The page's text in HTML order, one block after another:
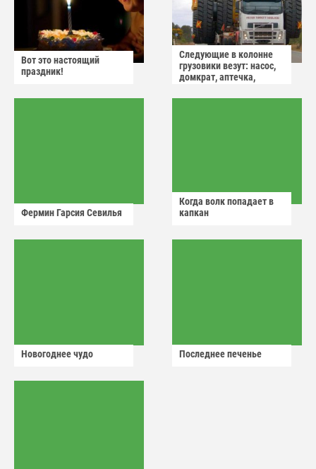
Вот это настоящий
праздник!
Следующие в колонне
грузовики везут: насос,
домкрат, аптечка,
Фермин Гарсия Севилья
Когда волк попадает в
капкан
Новогоднее чудо Последнее печенье